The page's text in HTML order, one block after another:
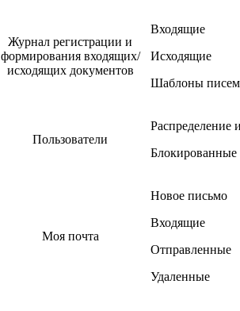
Журнал регистрации и
формирования входящих/
исходящих документов
Входящие
Исходящие
Шаблоны
Пользователи
Распределение
Блокированные
Моя почта
Новое письмо
Входящие
Отправленные
Удаленные